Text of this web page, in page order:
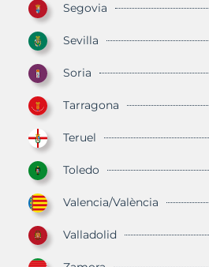
Segovia
Sevilla
Soria
Tarragona
Teruel
Toledo
Valencia/València
Valladolid